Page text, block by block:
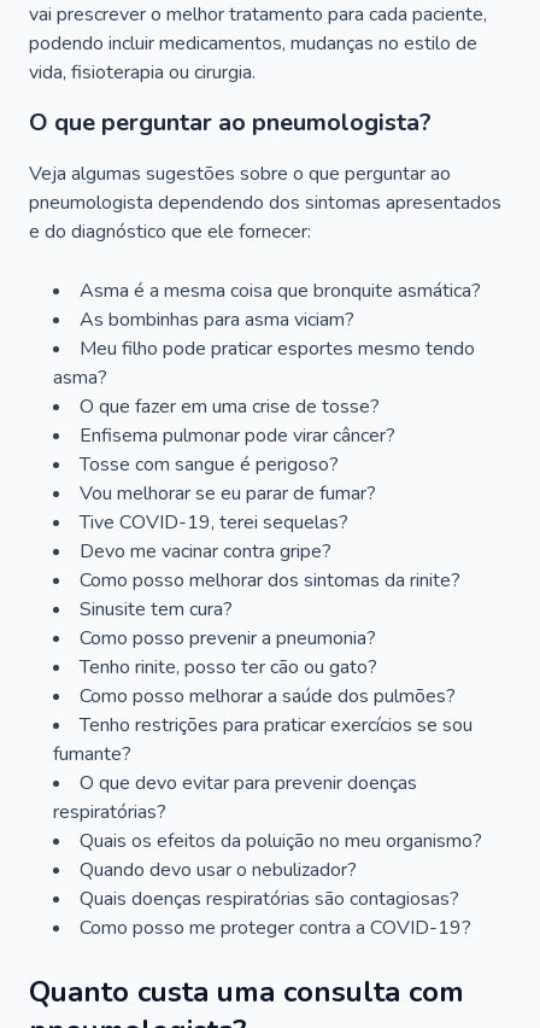
vai prescrever o melhor tratamento para cada paciente,
podendo incluir medicamentos, mudanças no estilo de
vida, fisioterapia ou cirurgia.
O que perguntar ao pneumologista?
Veja algumas sugestões sobre o que perguntar ao
pneumologista dependendo dos sintomas apresentados
e do diagnóstico que ele fornecer:
Asma é a mesma coisa que bronquite asmática?
As bombinhas para asma viciam?
Meu filho pode praticar esportes mesmo tendo
asma?
O que fazer em uma crise de tosse?
Enfisema pulmonar pode virar câncer?
Tosse com sangue é perigoso?
Vou melhorar se eu parar de fumar?
Tive COVID-19, terei sequelas?
Devo me vacinar contra gripe?
Como posso melhorar dos sintomas da rinite?
Sinusite tem cura?
Como posso prevenir a pneumonia?
Tenho rinite, posso ter cão ou gato?
Como posso melhorar a saúde dos pulmões?
Tenho restrições para praticar exercícios se sou
fumante?
O que devo evitar para prevenir doenças
respiratórias?
Quais os efeitos da poluição no meu organismo?
Quando devo usar o nebulizador?
Quais doenças respiratórias são contagiosas?
Como posso me proteger contra a COVID-19?
Quanto custa uma consulta com